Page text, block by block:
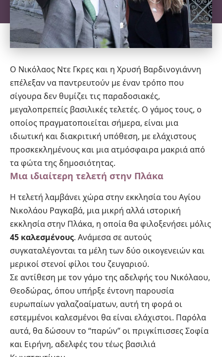
Ο Νικόλαος Ντε Γκρες και η Χρυσή Βαρδινογιάννη
επέλεξαν να παντρευτούν με έναν τρόπο που
σίγουρα δεν θυμίζει τις παραδοσιακές,
μεγαλοπρεπείς βασιλικές τελετές. Ο γάμος τους, ο
οποίος πραγματοποιείται σήμερα, είναι μια
ιδιωτική και διακριτική υπόθεση, με ελάχιστους
προσκεκλημένους και μια ατμόσφαιρα μακριά από
τα φώτα της δημοσιότητας.
Μια ιδιαίτερη τελετή στην Πλάκα
Η τελετή λαμβάνει χώρα στην εκκλησία του Αγίου
Νικολάου Ραγκαβά, μια μικρή αλλά ιστορική
εκκλησία στην Πλάκα, η οποία θα φιλοξενήσει μόλις
45 καλεσμένους. Ανάμεσα σε αυτούς
συγκαταλέγονται τα μέλη των δύο οικογενειών και
μερικοί στενοί φίλοι του ζευγαριού.
Σε αντίθεση με τον γάμο της αδελφής του Νικόλαου,
Θεοδώρας, όπου υπήρξε έντονη παρουσία
ευρωπαίων γαλαζοαίματων, αυτή τη φορά οι
εστεμμένοι καλεσμένοι θα είναι ελάχιστοι. Παρόλα
αυτά, θα δώσουν το “παρών” οι πριγκίπισσες Σοφία
και Ειρήνη, αδελφές του τέως βασιλιά